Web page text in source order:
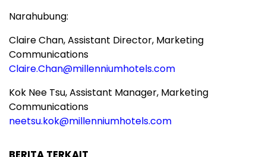
Narahubung:
Claire Chan, Assistant Director, Marketing
Communications
Claire.Chan@millenniumhotels.com
Kok Nee Tsu, Assistant Manager, Marketing
Communications
neetsu.kok@millenniumhotels.com